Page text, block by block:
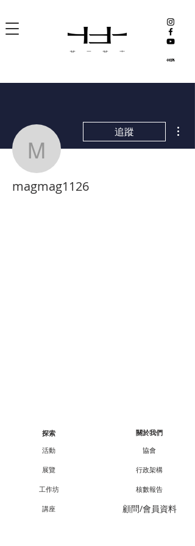
magmag1126
追蹤
magmag1126
探索
活動
展覽
工作坊
講座
關於我們
協會
行政架構
核數報告
顧問/會員資料